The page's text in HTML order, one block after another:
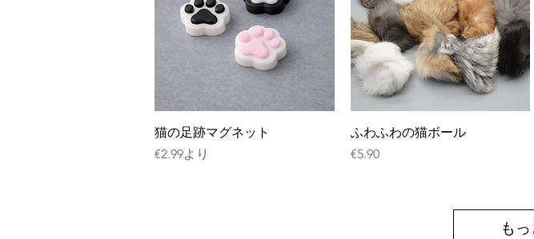
クイックビュー
猫の足跡マグネット
€2.99より
セール価格
クイックビュー
ふわふわの猫ボール
価格
€5.90
も